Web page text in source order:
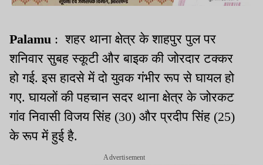
Palamu : शहर थाना क्षेत्र के शाहपुर पुल पर
शनिवार सुबह स्कूटी और बाइक की जोरदार टक्कर
हो गई. इस हादसे में दो युवक गंभीर रूप से घायल हो
गए. घायलों की पहचान सदर थाना क्षेत्र के जोरकट
गांव निवासी विजय सिंह (30) और प्रदीप सिंह (25)
के रूप में हुई है.
Advertisement